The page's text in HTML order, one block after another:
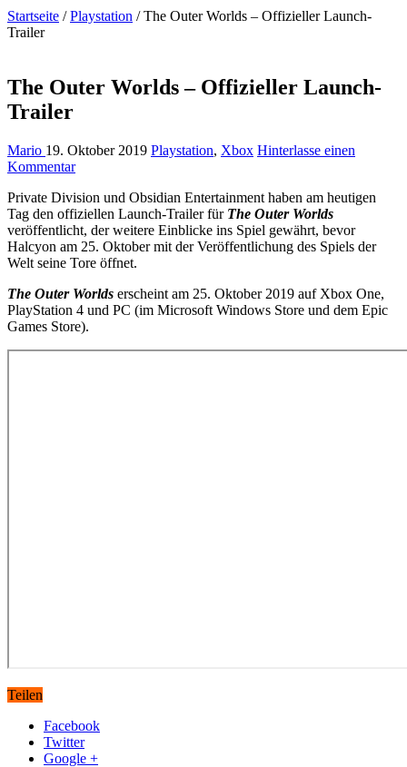
Startseite / Playstation / The Outer Worlds – Offizieller Launch-
Trailer
The Outer Worlds – Offizieller Launch-
Trailer
Mario 19. Oktober 2019 Playstation, Xbox Hinterlasse einen
Kommentar
Private Division und Obsidian Entertainment haben am heutigen
Tag den offiziellen Launch-Trailer für The Outer Worlds
veröffentlicht, der weitere Einblicke ins Spiel gewährt, bevor
Halcyon am 25. Oktober mit der Veröffentlichung des Spiels der
Welt seine Tore öffnet.
The Outer Worlds erscheint am 25. Oktober 2019 auf Xbox One,
PlayStation 4 und PC (im Microsoft Windows Store und dem Epic
Games Store).
Teilen
Facebook
Twitter
Google +